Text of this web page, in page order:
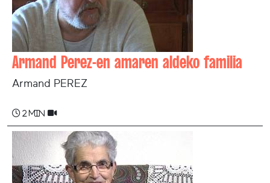
Armand Perez-en amaren aldeko familia
Armand PEREZ
2 min